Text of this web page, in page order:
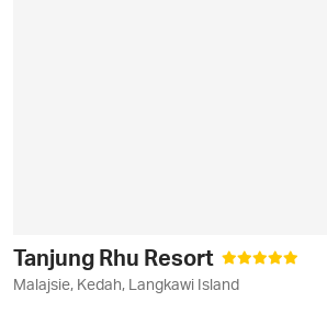
Tanjung Rhu Resort
Malajsie, Kedah, Langkawi Island